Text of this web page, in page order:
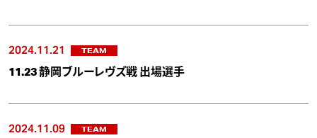
2024.11.21 TEAM
11.23 静岡ブルーレヴズ戦 出場選手
2024.11.09 TEAM